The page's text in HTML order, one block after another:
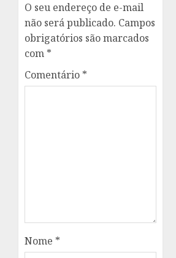
O seu endereço de e-mail
não será publicado. Campos
obrigatórios são marcados
com *
Comentário *
Nome *